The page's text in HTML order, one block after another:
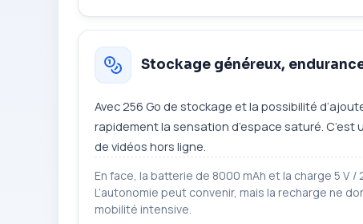
Stockage généreux,
Avec 256 Go de stockage et la possibilité
rapidement la sensation d’espace saturé.
de vidéos hors ligne.
En face, la batterie de 8000 mAh et la charge 5 V
L’autonomie peut convenir, mais la recharge ne
mobilité intensive.